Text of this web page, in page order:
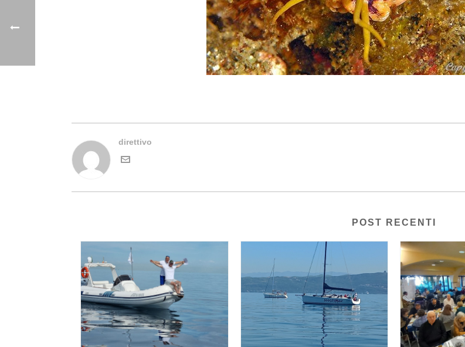
direttivo
POST RECENTI